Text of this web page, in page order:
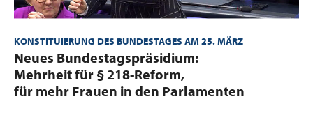
KONSTITUIERUNG DES BUNDESTAGES AM 25. MÄRZ
:Neues Bundestagspräsidium:
Mehrheit für § 218-Reform,
für mehr Frauen in den Parlamenten